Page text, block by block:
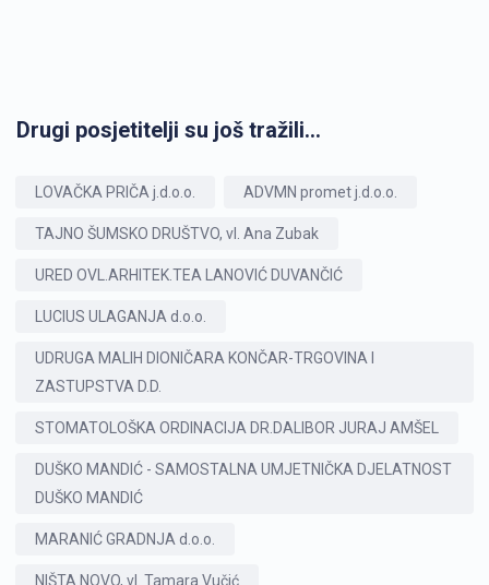
Drugi posjetitelji su još tražili...
LOVAČKA PRIČA j.d.o.o. ADVMN promet j.d.o.o.
TAJNO ŠUMSKO DRUŠTVO, vl. Ana Zubak
URED OVL.ARHITEK.TEA LANOVIĆ DUVANČIĆ
LUCIUS ULAGANJA d.o.o.
UDRUGA MALIH DIONIČARA KONČAR-TRGOVINA I
ZASTUPSTVA D.D.
STOMATOLOŠKA ORDINACIJA DR.DALIBOR JURAJ AMŠEL
DUŠKO MANDIĆ - SAMOSTALNA UMJETNIČKA DJELATNOST
DUŠKO MANDIĆ
MARANIĆ GRADNJA d.o.o.
NIŠTA NOVO, vl. Tamara Vučić